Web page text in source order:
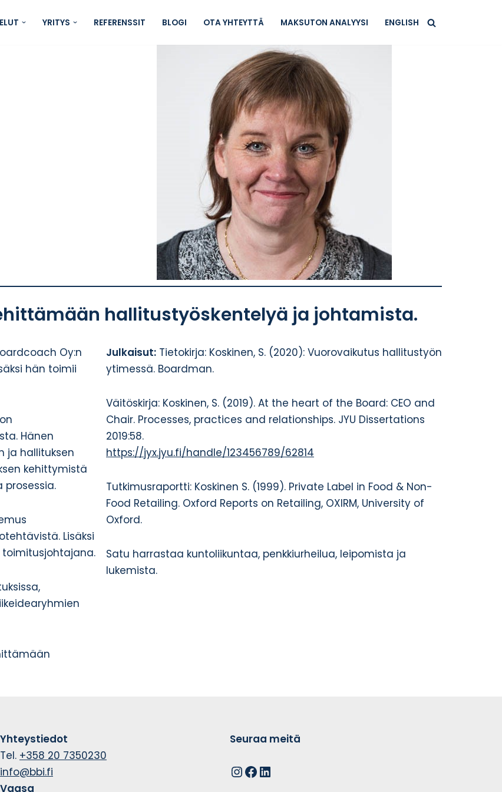
YRITYS REFERENSSIT BLOGI OTA YHTEYTTÄ MAKSUTON ANALYYSI ENGLISH
hallitustyöskentelyä ja johtamista.
Oy:n
hän toimii
Hänen
ja hallituksen
kehittymistä
Lisäksi
Julkaisut: Tietokirja: Koskinen, S. (2020): Vuorovaikutus hallitustyön
ytimessä. Boardman.
Väitöskirja: Koskinen, S. (2019). At the heart of the Board: CEO and
Chair. Processes, practices and relationships. JYU Dissertations
2019:58.
https://jyx.jyu.fi/handle/123456789/62814
Tutkimusraportti: Koskinen S. (1999). Private Label in Food & Non-
Food Retailing. Oxford Reports on Retailing, OXIRM, University of
Oxford.
Satu harrastaa kuntoliikuntaa, penkkiurheilua, leipomista ja
lukemista.
Yhteystiedot
Tel. +358 20 7350230
info@bbi.fi
Vaasa
Seuraa meitä